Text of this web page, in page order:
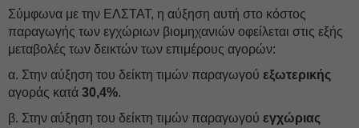
Σύμφωνα με την ΕΛΣΤΑΤ, η αύξηση αυτή στο κόστος
παραγωγής των εγχώριων βιομηχανιών οφείλεται στις εξής
μεταβολές των δεικτών των επιμέρους αγορών:
α. Στην αύξηση του δείκτη τιμών παραγωγού εξωτερικής
αγοράς κατά 30,4%.
β. Στην αύξηση του δείκτη τιμών παραγωγού εγχώριας